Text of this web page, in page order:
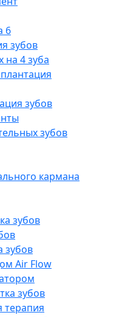
6
зубов
на 4 зуба
зубов
зубов
кармана
зубов
зубов
Air Flow
зубов